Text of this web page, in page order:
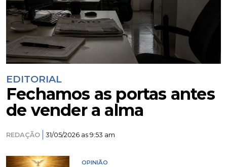
EDITORIAL
Fechamos as portas antes
de vender a alma
REDAÇÃO 31/05/2026 as 9:53 am
OPINIÃO